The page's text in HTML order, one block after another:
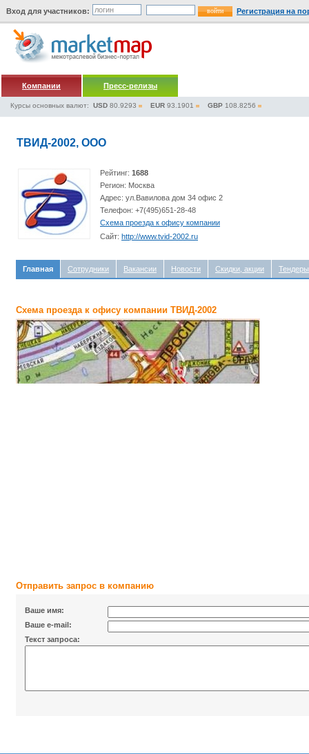
Вход для участников: Регистрация на
Компании Пресс-релизы
Курсы основных валют: USD 80.9293 EUR 93.1901 GBP 108.8256
ТВИД-2002, ООО
Рейтинг: 1688
Регион: Москва
Адрес: ул.Вавилова дом 34 офис 2
Телефон: +7(495)651-28-48
Схема проезда к офису компании
Сайт: http://www.tvid-2002.ru
Главная Сотрудники Вакансии Новости Скидки, акции Тендеры
Схема проезда к офису компании ТВИД-2002
Отправить запрос в компанию
Ваше имя:
Ваше e-mail:
Текст запроса: